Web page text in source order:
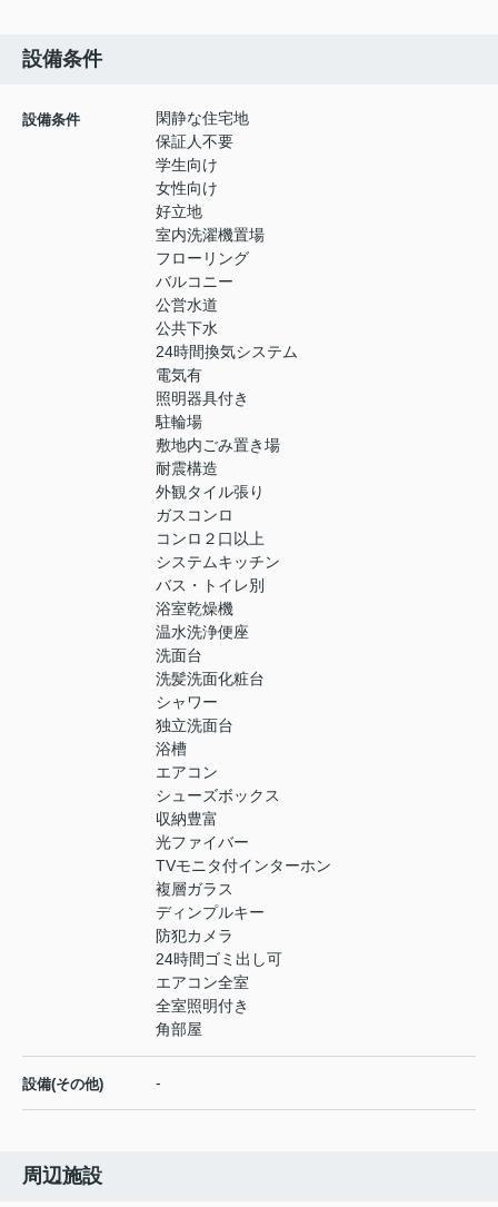
設備条件
設備条件
閑静な住宅地
保証人不要
学生向け
女性向け
好立地
室内洗濯機置場
フローリング
バルコニー
公営水道
公共下水
24時間換気システム
電気有
照明器具付き
駐輪場
敷地内ごみ置き場
耐震構造
外観タイル張り
ガスコンロ
コンロ２口以上
システムキッチン
バス・トイレ別
浴室乾燥機
温水洗浄便座
洗面台
洗髪洗面化粧台
シャワー
独立洗面台
浴槽
エアコン
シューズボックス
収納豊富
光ファイバー
TVモニタ付インターホン
複層ガラス
ディンプルキー
防犯カメラ
24時間ゴミ出し可
エアコン全室
全室照明付き
角部屋
設備(その他) -
周辺施設